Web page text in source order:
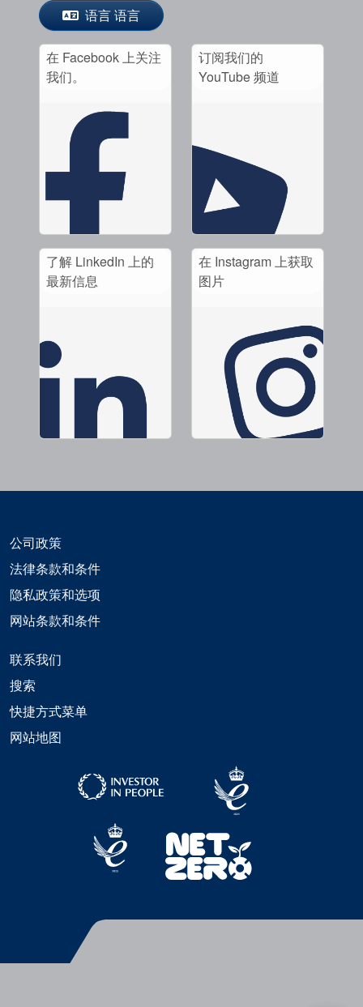
语言 语言
在 Facebook 上关注
我们。
订阅我们的
YouTube 频道
了解 LinkedIn 上的
最新信息
在 Instagram 上获取
图片
公司政策
法律条款和条件
隐私政策和选项
网站条款和条件
联系我们
搜索
快捷方式菜单
网站地图